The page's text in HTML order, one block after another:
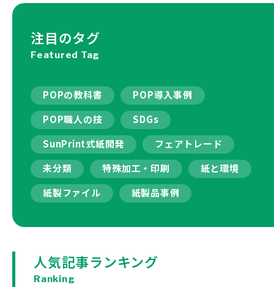
注目のタグ
Featured Tag
POPの教科書
POP導入事例
POP職人の技
SDGs
SunPrint式紙開発
フェアトレード
未分類
特殊加工・印刷
紙と環境
紙製ファイル
紙製品事例
人気記事ランキング
Ranking